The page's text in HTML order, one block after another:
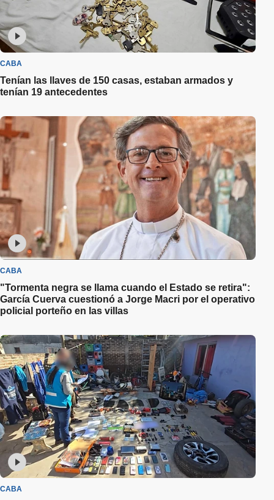
CABA
Tenían las llaves de 150 casas, estaban armados y
tenían 19 antecedentes
CABA
"Tormenta negra se llama cuando el Estado se retira":
García Cuerva cuestionó a Jorge Macri por el operativo
policial porteño en las villas
CABA